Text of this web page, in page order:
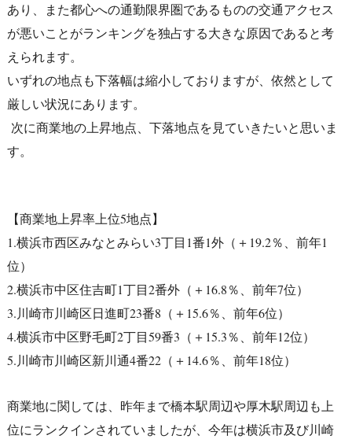
あり、また都心への通勤限界圏であるものの交通アクセス
が悪いことがランキングを独占する大きな原因であると考
えられます。
いずれの地点も下落幅は縮小しておりますが、依然として
厳しい状況にあります。
次に商業地の上昇地点、下落地点を見ていきたいと思いま
す。
【商業地上昇率上位5地点】
1.横浜市西区みなとみらい3丁目1番1外（＋19.2％、前年1
位）
2.横浜市中区住吉町1丁目2番外（＋16.8％、前年7位）
3.川崎市川崎区日進町23番8（＋15.6％、前年6位）
4.横浜市中区野毛町2丁目59番3（＋15.3％、前年12位）
5.川崎市川崎区新川通4番22（＋14.6％、前年18位）
商業地に関しては、昨年まで橋本駅周辺や厚木駅周辺も上
位にランクインされていましたが、今年は横浜市及び川崎